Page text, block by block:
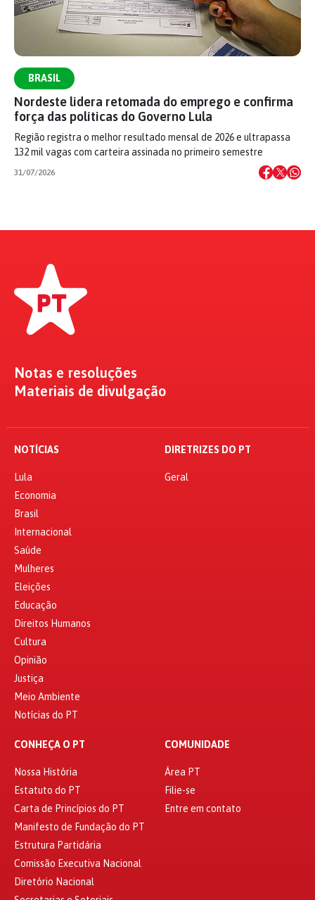
BRASIL
Nordeste lidera retomada do emprego e confirma
força das políticas do Governo Lula
Região registra o melhor resultado mensal de 2026 e ultrapassa
132 mil vagas com carteira assinada no primeiro semestre
31/07/2026
Notas e resoluções
Materiais de divulgação
NOTÍCIAS
Lula
Economia
Brasil
Internacional
Saúde
Mulheres
Eleições
Educação
Direitos Humanos
Cultura
Opinião
Justiça
Meio Ambiente
Notícias do PT
DIRETRIZES DO PT
Geral
CONHEÇA O PT
Nossa História
Estatuto do PT
Carta de Princípios do PT
Manifesto de Fundação do PT
Estrutura Partidária
Comissão Executiva Nacional
Diretório Nacional
COMUNIDADE
Área PT
Filie-se
Entre em contato